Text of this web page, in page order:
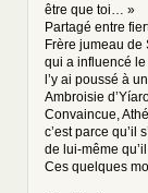
être que toi… »
Partagé entre
Frère jumeau de
qui a influencé le
l’y ai poussé à
Ambroisie
Convaincue,
c’est parce qu’il
de lui-même
Ces quelques